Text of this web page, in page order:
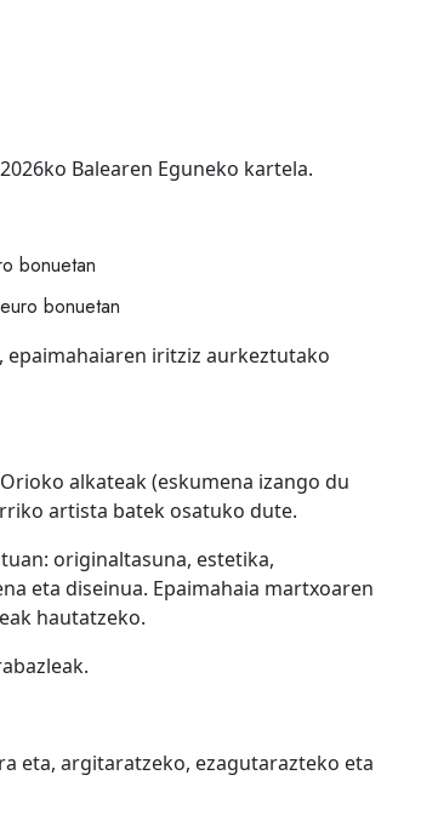
Balearen Eguneko kartela.
bonuetan
bonuetan
epaimahaiaren iritziz aurkeztutako
alkateak (eskumena izango du
artista batek osatuko dute.
originaltasuna, estetika,
eta diseinua. Epaimahaia martxoaren
hautatzeko.
eta, argitaratzeko, ezagutarazteko eta